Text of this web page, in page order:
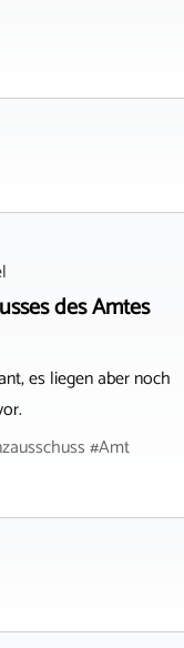
des Amtes
es liegen aber noch
#Amt